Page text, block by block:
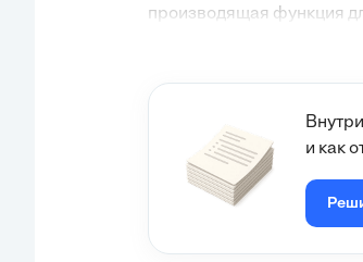
производящая функция
Однако, без точного
решение. В стандартной
разбиений числа
Предположим, что данная
нестандартное
которые часто
размещениями с
и как